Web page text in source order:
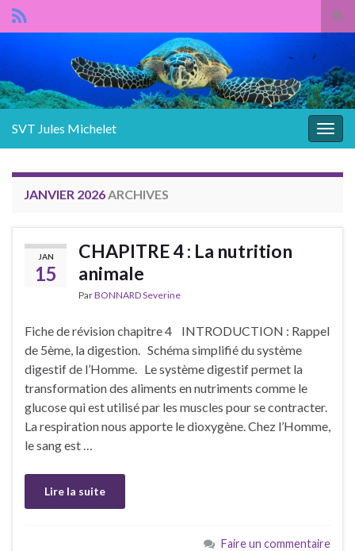
SVT Jules Michelet
JANVIER 2026 ARCHIVES
JAN
15
CHAPITRE 4 : La nutrition
animale
ParBONNARD Severine
Fiche de révision chapitre 4 INTRODUCTION : Rappel
de 5ème, la digestion. Schéma simplifié du système
digestif de l’Homme. Le système digestif permet la
transformation des aliments en nutriments comme le
glucose qui est utilisé par les muscles pour se contracter.
La respiration nous apporte le dioxygène. Chez l’Homme,
le sang est …
Lire la suite
Faire un commentaire
Panneau de gestion des cookies